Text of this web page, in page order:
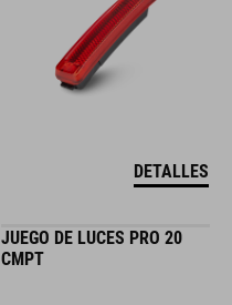
DETALLES
JUEGO DE LUCES PRO 20
CMPT